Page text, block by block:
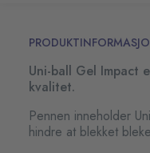
Uni-ball Gel Impact
kvalitet.
Pennen inneholder
hindre at blekket